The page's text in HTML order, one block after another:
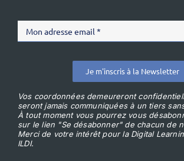
Je m'inscris à la Newsletter
Vos coordonnées demeureront
seront jamais communiquées à un tiers
À tout moment vous pourrez vous
sur le lien "Se désabonner" de chacun de
Merci de votre intérêt pour la Digital
ILDI.